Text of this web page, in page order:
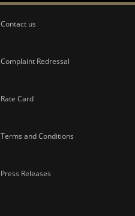
Contact us
Complaint Redressal
Rate Card
Terms and Conditions
Press Releases